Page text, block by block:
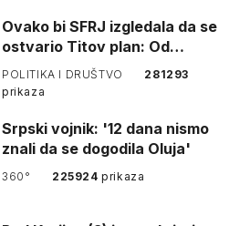
Ovako bi SFRJ izgledala da se
ostvario Titov plan: Od
Klagenfurta do Istanbula!
POLITIKA I DRUŠTVO
281293
prikaza
Srpski vojnik: '12 dana nismo
znali da se dogodila Oluja'
360° 225924prikaza